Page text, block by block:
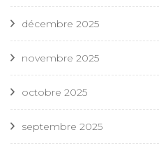
décembre 2025
novembre 2025
octobre 2025
septembre 2025